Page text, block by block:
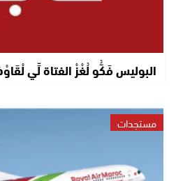
البوليس فَكُّو لُغْزْ الفتاة لِّي
مستجدات